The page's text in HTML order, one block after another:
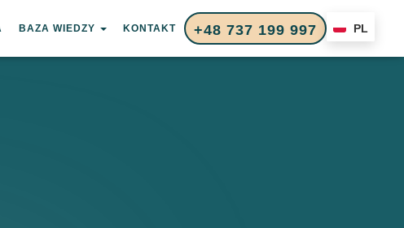
BAZA WIEDZY KONTAKT +48 737 199 997 PL